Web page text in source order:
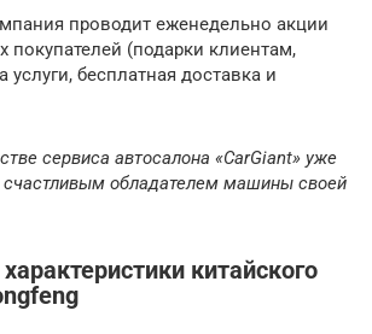
проводит еженедельно акции
покупателей (подарки клиентам,
услуги, бесплатная доставка и
сервиса автосалона «CarGiant» уже
счастливым обладателем машины своей
китайского